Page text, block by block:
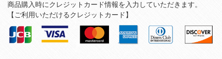
商品購入時にクレジットカード情報を入力していただきます。
【ご利用いただけるクレジットカード】